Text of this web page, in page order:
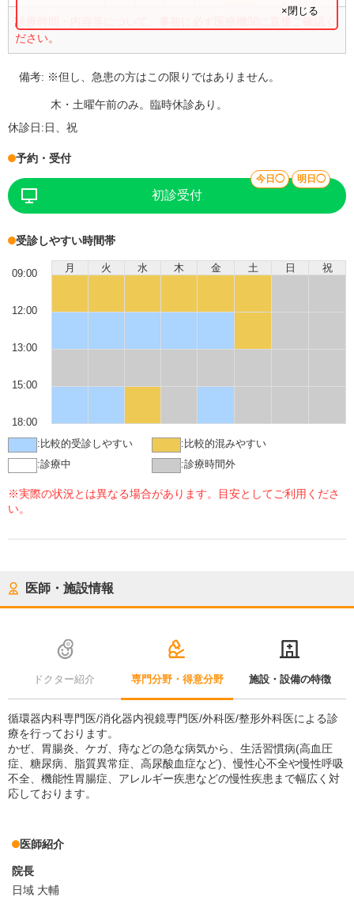
診療時間・内容等について、事前に必ず医療機関に直接ご確認く
ださい。
×閉じる
備考: ※但し、急患の方はこの限りではありません。
木・土曜午前のみ。臨時休診あり。
休診日:日、祝
予約・受付
初診受付
今日◯ 明日◯
受診しやすい時間帯
月 火 水 木 金 土 日 祝
09:00
12:00
13:00
15:00
18:00
: 比較的受診しやすい : 比較的混みやすい
:診療中 :診療時間外
※実際の状況とは異なる場合があります。目安としてご利用くださ
い。
医師・施設情報
ドクター紹介 専門分野・得意分野 施設・設備の特徴
循環器内科専門医/消化器内視鏡専門医/外科医/整形外科医による診
療を行っております。
かぜ、胃腸炎、ケガ、痔などの急な病気から、生活習慣病(高血圧
症、糖尿病、脂質異常症、高尿酸血症など)、慢性心不全や慢性呼吸
不全、機能性胃腸症、アレルギー疾患などの慢性疾患まで幅広く対
応しております。
医師紹介
院長
日域 大輔